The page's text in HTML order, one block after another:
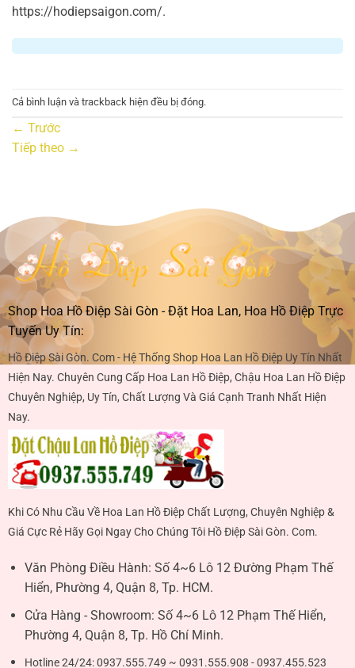
https://hodiepsaigon.com/.
Cả bình luận và trackback hiện đều bị đóng.
← Trước
Tiếp theo →
Shop Hoa Hồ Điệp Sài Gòn - Đặt Hoa Lan, Hoa Hồ Điệp Trực
Tuyến Uy Tín:
Hồ Điệp Sài Gòn. Com - Hệ Thống Shop Hoa Lan Hồ Điệp Uy Tín Nhất
Hiện Nay. Chuyên Cung Cấp Hoa Lan Hồ Điệp, Chậu Hoa Lan Hồ Điệp
Chuyên Nghiệp, Uy Tín, Chất Lượng Và Giá Cạnh Tranh Nhất Hiện
Nay.
Khi Có Nhu Cầu Về Hoa Lan Hồ Điệp Chất Lượng, Chuyên Nghiệp &
Giá Cực Rẻ Hãy Gọi Ngay Cho Chúng Tôi Hồ Điệp Sài Gòn. Com.
Văn Phòng Điều Hành: Số 4~6 Lô 12 Đường Phạm Thế
Hiển, Phường 4, Quận 8, Tp. HCM.
Cửa Hàng - Showroom: Số 4~6 Lô 12 Phạm Thế Hiển,
Phường 4, Quận 8, Tp. Hồ Chí Minh.
Hotline 24/24:0937.555.749 ~ 0931.555.908 - 0937.455.523